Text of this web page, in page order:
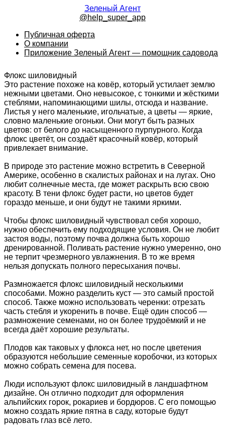
Зеленый Агент
@help_super_app
Публичная оферта
О компании
Приложение Зеленый Агент — помощник садовода
Флокс шиловидный
Это растение похоже на ковёр, который устилает землю
нежными цветами. Оно невысокое, с тонкими и жёсткими
стеблями, напоминающими шилы, отсюда и название.
Листья у него маленькие, игольчатые, а цветы — яркие,
словно маленькие огоньки. Они могут быть разных
цветов: от белого до насыщенного пурпурного. Когда
флокс цветёт, он создаёт красочный ковёр, который
привлекает внимание.
В природе это растение можно встретить в Северной
Америке, особенно в скалистых районах и на лугах. Оно
любит солнечные места, где может раскрыть всю свою
красоту. В тени флокс будет расти, но цветов будет
гораздо меньше, и они будут не такими яркими.
Чтобы флокс шиловидный чувствовал себя хорошо,
нужно обеспечить ему подходящие условия. Он не любит
застоя воды, поэтому почва должна быть хорошо
дренированной. Поливать растение нужно умеренно, оно
не терпит чрезмерного увлажнения. В то же время
нельзя допускать полного пересыхания почвы.
Размножается флокс шиловидный несколькими
способами. Можно разделить куст — это самый простой
способ. Также можно использовать черенки: отрезать
часть стебля и укоренить в почве. Ещё один способ —
размножение семенами, но он более трудоёмкий и не
всегда даёт хорошие результаты.
Плодов как таковых у флокса нет, но после цветения
образуются небольшие семенные коробочки, из которых
можно собрать семена для посева.
Люди используют флокс шиловидный в ландшафтном
дизайне. Он отлично подходит для оформления
альпийских горок, рокариев и бордюров. С его помощью
можно создать яркие пятна в саду, которые будут
радовать глаз всё лето.